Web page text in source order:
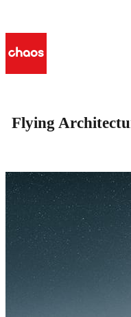
Flying